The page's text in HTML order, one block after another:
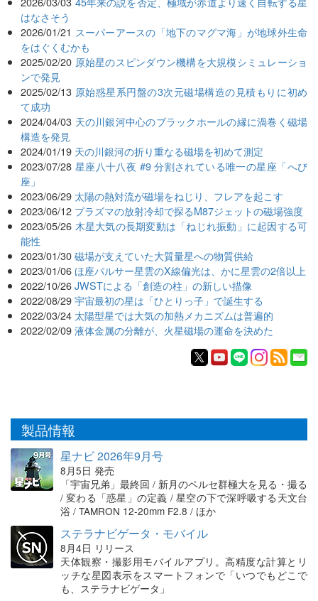
はなさそう
2026/01/21 スーパーアースの「地下のマグマ海」が地球外生命
をはぐくむかも
2025/02/20 原始星のスピンダウン機構を大規模シミュレーショ
ンで発見
2025/02/13 原始惑星系円盤の3次元磁場構造の見積もりに初め
て成功
2024/04/03 天の川銀河中心のブラックホールの縁に渦巻く磁場
構造を発見
2024/01/19 天の川銀河の折り重なる磁場を初めて測定
2023/07/28 星座八十八夜 #9 分割されている唯一の星座「へび
座」
2023/06/29 太陽の熱対流が磁場をねじり、フレアを起こす
2023/06/12 プラズマの放射冷却で探るM87ジェットの磁場強度
2023/05/26 木星大気の長期変動は「ねじれ振動」に起因する可
能性
2023/01/30 磁場が支えていた大質量星への物質供給
2023/01/06 ほ座パルサー星雲のX線偏光は、かに星雲の2倍以上
2022/10/26 JWSTによる「創造の柱」の新しい描像
2022/08/29 宇宙最初の星は「ひとりっ子」で誕生する
2022/03/24 太陽型星では大気の加熱メカニズムは普遍的
2022/02/09 液体金属の分離が、火星磁場の運命を決めた
製品情報
星ナビ 2026年9月号
8月5日 発売
「宇宙兄弟」最終回 / 新月のペルセ群極大を見る・撮る
/ 変わる「惑星」の定義 / 星空の下で深呼吸する天文台
浴 / TAMRON 12-20mm F2.8 / ほか
ステラナビゲータ・モバイル
8月4日 リリース
天体観察・撮影用モバイルアプリ。高精度な計算とリ
ッチな星図表示をスマートフォンで「いつでもどこで
も、ステラナビゲータ」